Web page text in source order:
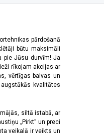
pārdošanā
būtu maksimāli
pie Jūsu durvīm! Ja
rīkojam akcijas ar
vērtīgas balvas un
kvalitātes
siltā istabā, ar
„Pirkt” un preci
veikalā ir veikts un